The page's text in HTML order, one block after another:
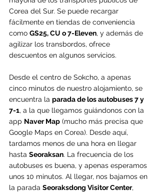
Corea del Sur. Se puede recargar
fácilmente en tiendas de conveniencia
como GS25, CU o 7-Eleven, y además de
agilizar los transbordos, ofrece
descuentos en algunos servicios.
Desde el centro de Sokcho, a apenas
cinco minutos de nuestro alojamiento, se
encuentra la parada de los autobuses 7 y
7-1, a la que llegamos guiándonos con la
app Naver Map (mucho más precisa que
Google Maps en Corea). Desde aquí,
tardamos menos de una hora en llegar
hasta Seoraksan. La frecuencia de los
autobuses es buena, y apenas esperamos
unos 10 minutos. Al llegar, nos bajamos en
la parada Seoraksdong Visitor Center,